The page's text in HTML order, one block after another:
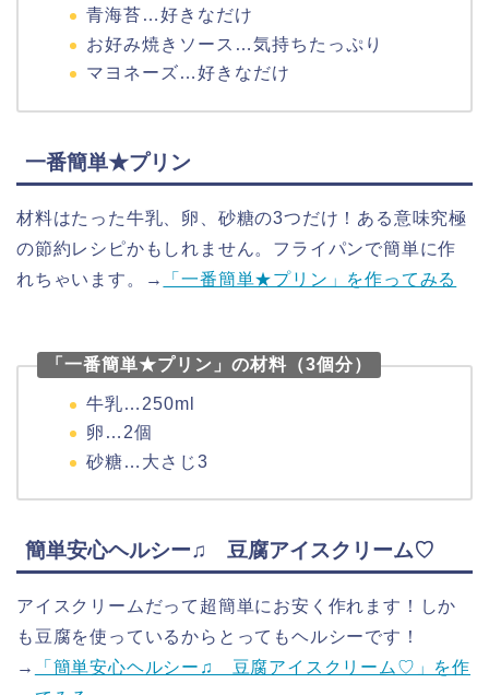
青海苔…好きなだけ
お好み焼きソース…気持ちたっぷり
マヨネーズ…好きなだけ
一番簡単★プリン
材料はたった牛乳、卵、砂糖の3つだけ！ある意味究極
の節約レシピかもしれません。フライパンで簡単に作
れちゃいます。
→ 「一番簡単★プリン」を作ってみる
「一番簡単★プリン」の材料（3個分）
牛乳…250ml
卵…2個
砂糖…大さじ3
簡単安心ヘルシー♫ 豆腐アイスクリーム♡
アイスクリームだって超簡単にお安く作れます！しか
も豆腐を使っているからとってもヘルシーです！
→
「簡単安心ヘルシー♫ 豆腐アイスクリーム♡」を作